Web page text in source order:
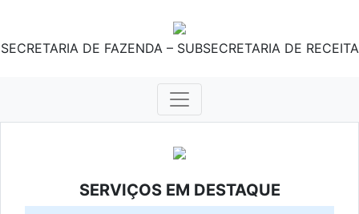
SECRETARIA DE FAZENDA – SUBSECRETARIA DE RECEITA
SERVIÇOS EM DESTAQUE